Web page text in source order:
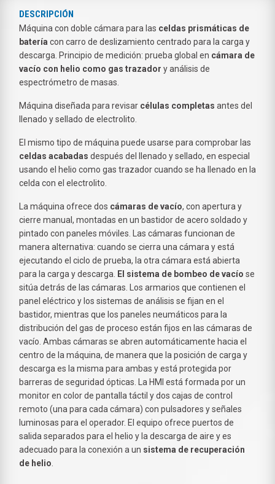
DESCRIPCIÓN
Máquina con doble cámara para las celdas prismáticas de
batería con carro de deslizamiento centrado para la carga y
descarga. Principio de medición: prueba global en cámara de
vacío con helio como gas trazador y análisis de
espectrómetro de masas.
Máquina diseñada para revisar células completas antes del
llenado y sellado de electrolito.
El mismo tipo de máquina puede usarse para comprobar las
celdas acabadas después del llenado y sellado, en especial
usando el helio como gas trazador cuando se ha llenado en la
celda con el electrolito.
La máquina ofrece dos cámaras de vacío, con apertura y
cierre manual, montadas en un bastidor de acero soldado y
pintado con paneles móviles. Las cámaras funcionan de
manera alternativa: cuando se cierra una cámara y está
ejecutando el ciclo de prueba, la otra cámara está abierta
para la carga y descarga. El sistema de bombeo de vacío se
sitúa detrás de las cámaras. Los armarios que contienen el
panel eléctrico y los sistemas de análisis se fijan en el
bastidor, mientras que los paneles neumáticos para la
distribución del gas de proceso están fijos en las cámaras de
vacío. Ambas cámaras se abren automáticamente hacia el
centro de la máquina, de manera que la posición de carga y
descarga es la misma para ambas y está protegida por
barreras de seguridad ópticas. La HMI está formada por un
monitor en color de pantalla táctil y dos cajas de control
remoto (una para cada cámara) con pulsadores y señales
luminosas para el operador. El equipo ofrece puertos de
salida separados para el helio y la descarga de aire y es
adecuado para la conexión a un sistema de recuperación
de helio